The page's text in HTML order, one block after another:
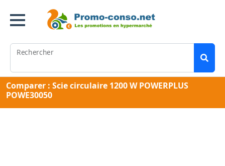
Rechercher
Comparer : Scie circulaire 1200 W POWERPLUS
POWE30050